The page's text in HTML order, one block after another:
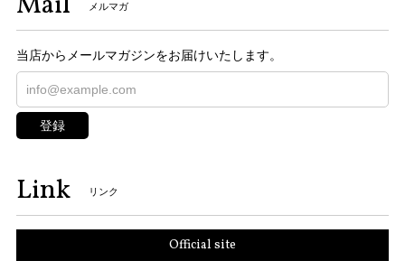
メルマガ
当店からメールマガジンをお届けいたします。
登録
Link リンク
Official site